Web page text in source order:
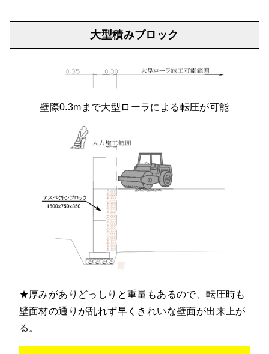
大型積みブロック
壁際0.3mまで大型ローラによる転圧が可能
★厚みがありどっしりと重量もあるので、転圧時も
壁面材の通りが乱れず早くきれいな壁面が出来上が
る。